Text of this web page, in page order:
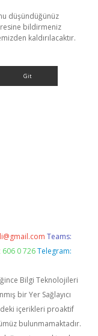
düşündüğünüz
bildirmeniz
kaldırılacaktır.
Teams:
0 726 Telegram:
Bilgi Teknolojileri
bir Yer Sağlayıcı
içerikleri proaktif
bulunmamaktadır.